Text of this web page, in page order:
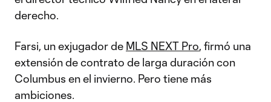
derecho.
Farsi, un exjugador de MLS NEXT Pro, firmó una
extensión de contrato de larga duración con
Columbus en el invierno. Pero tiene más
ambiciones.